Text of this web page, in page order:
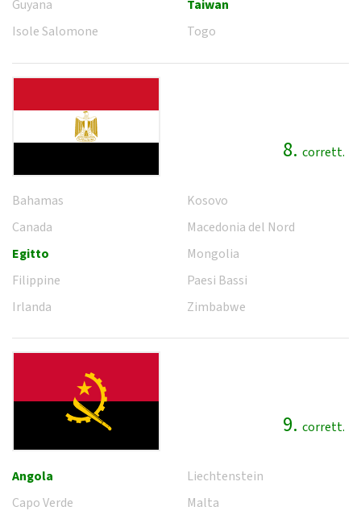
Guyana
Isole Salomone
Taiwan
Togo
8. corrett.
Bahamas
Canada
Egitto
Filippine
Irlanda
Kosovo
Macedonia del Nord
Mongolia
Paesi Bassi
Zimbabwe
9. corrett.
Angola
Capo Verde
Liechtenstein
Malta